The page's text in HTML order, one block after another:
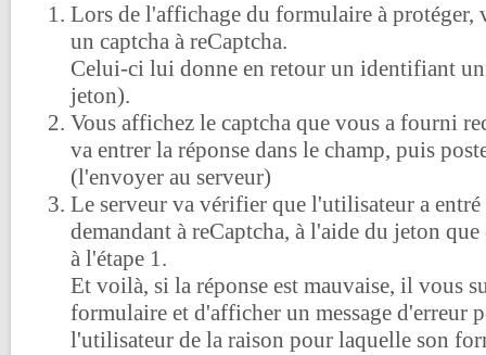
Lors de l'affichage du formulaire à protéger,
un captcha à reCaptcha.
Celui-ci lui donne en retour un identifiant
jeton).
Vous affichez le captcha que vous a fourni
va entrer la réponse dans le champ, puis
(l'envoyer au serveur)
Le serveur va vérifier que l'utilisateur a entré
demandant à reCaptcha, à l'aide du jeton
à l'étape 1.
Et voilà, si la réponse est mauvaise, il vous
formulaire et d'afficher un message d'erreur
l'utilisateur de la raison pour laquelle son